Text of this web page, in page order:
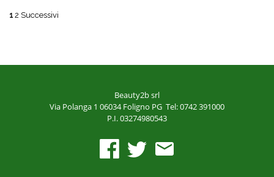
1 2 Successivi
Beauty2b srl
Via Polanga 1 06034 Foligno PG Tel: 0742 391000
P.I. 03274980543